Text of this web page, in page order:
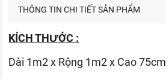
THÔNG TIN CHI TIẾT SẢN PHẨM
KÍCH THƯỚC :
Dài 1m2 x Rộng 1m2 x Cao 75cm